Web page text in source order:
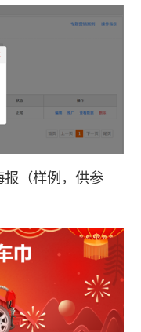
（样例，供参